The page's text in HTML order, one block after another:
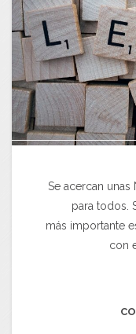
Se acercan unas
para todos.
más importante
con